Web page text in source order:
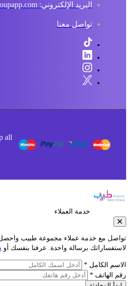
البريد الإلكتروني: help@tabibgroupapp.com
تواصل معنا
all
خدمة العملاء
مع خدمة عملاء مجموعة طبيب واحصل على
برسالة واحدة. عرفنا بنفسك أوسجل
الكامل *
الهاتف *